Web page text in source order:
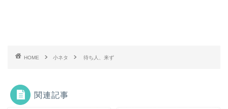
HOME 小ネタ 待ち人、来ず
関連記事